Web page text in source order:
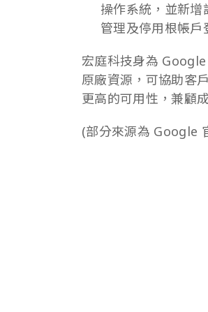
操作系統，並新
管理及停用根帳戶
宏庭科技身為
原廠資源，可協助客
更高的可用性，兼顧
(部分來源為 Google